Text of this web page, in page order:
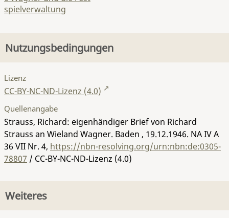
spielverwaltung
Nutzungsbedingungen
Lizenz
CC-BY-NC-ND-Lizenz (4.0)
Quellenangabe
Strauss, Richard: eigenhändiger Brief von Richard
Strauss an Wieland Wagner. Baden , 19.12.1946. NA IV A
36 VII Nr. 4, https://nbn-resolving.org/urn:nbn:de:0305-
78807 / CC-BY-NC-ND-Lizenz (4.0)
Weiteres